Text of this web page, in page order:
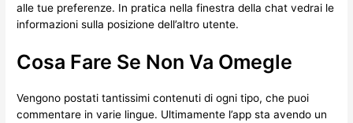
alle tue preferenze. In pratica nella finestra della chat vedrai le
informazioni sulla posizione dell’altro utente.
Cosa Fare Se Non Va Omegle
Vengono postati tantissimi contenuti di ogni tipo, che puoi
commentare in varie lingue. Ultimamente l’app sta avendo un